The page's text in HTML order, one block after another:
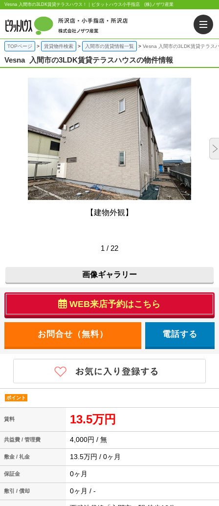
Vesna 入間市の3LDK賃貸テラスハウス！｜ピタットハウス小手指店 (株)ノザワ産業
TOPページ 賃貸物件検索 入間市の賃貸情報一覧 Vesna 入間市の3LDK賃貸テラス
Vesna 入間市の3LDK賃貸テラスハウスの物件情報
【建物外観】
1 / 22
画像ギャラリー
WEB来店予約はこちら
電話する
ポイント
賃料 13.5万円
共益費 / 管理費 4,000円 / 無
敷金 / 礼金 13.5万円 / 0ヶ月
保証金 0ヶ月
敷引 / 償却 0ヶ月 / -